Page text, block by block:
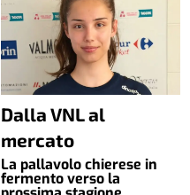
Dalla VNL al
mercato
La pallavolo chierese in
fermento verso la